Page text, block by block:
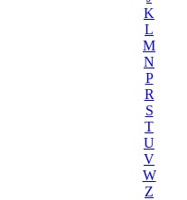
K
L
M
N
P
R
S
T
U
V
W
Z